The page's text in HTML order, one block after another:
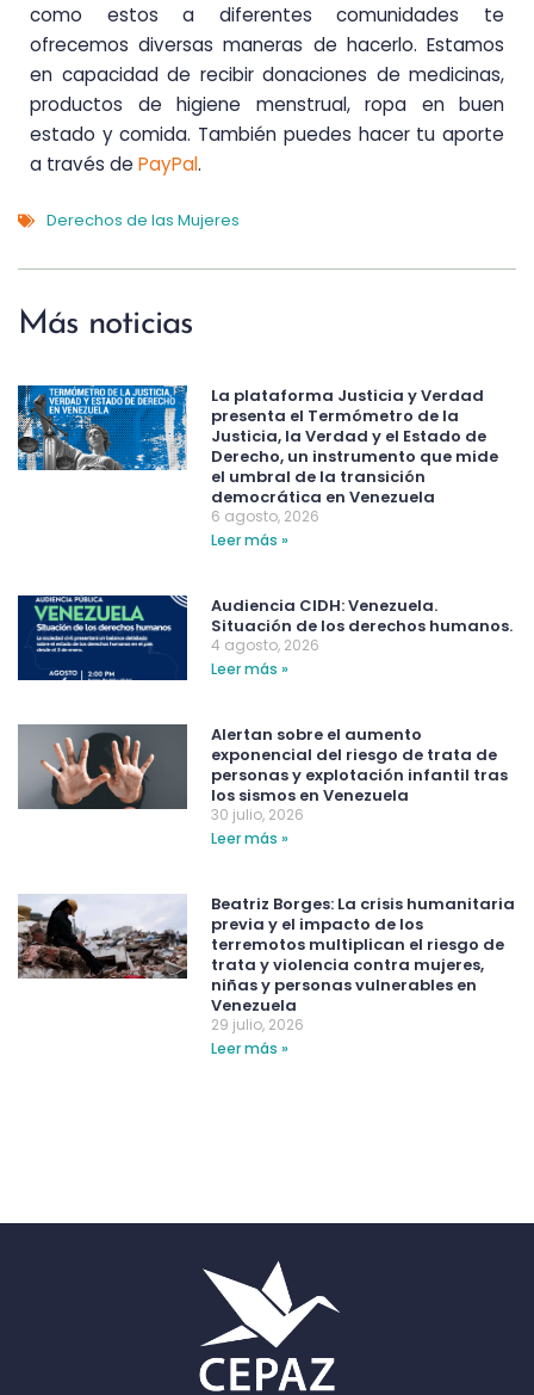
como estos a diferentes comunidades te
ofrecemos diversas maneras de hacerlo. Estamos
en capacidad de recibir donaciones de medicinas,
productos de higiene menstrual, ropa en buen
estado y comida. También puedes hacer tu aporte
a través de PayPal.
Derechos de las Mujeres
Más noticias
La plataforma Justicia y Verdad
presenta el Termómetro de la
Justicia, la Verdad y el Estado de
Derecho, un instrumento que mide
el umbral de la transición
democrática en Venezuela
6 agosto, 2026
Leer más »
Audiencia CIDH: Venezuela.
Situación de los derechos humanos.
4 agosto, 2026
Leer más »
Alertan sobre el aumento
exponencial del riesgo de trata de
personas y explotación infantil tras
los sismos en Venezuela
30 julio, 2026
Leer más »
Beatriz Borges: La crisis humanitaria
previa y el impacto de los
terremotos multiplican el riesgo de
trata y violencia contra mujeres,
niñas y personas vulnerables en
Venezuela
29 julio, 2026
Leer más »